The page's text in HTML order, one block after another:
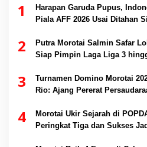
1
Harapan Garuda Pupus,
Piala AFF 2026 Usai Ditahan
2
Putra Morotai Salmin Safar
Siap Pimpin Laga Liga 3
3
Turnamen Domino Morotai
Rio: Ajang Pererat
4
Morotai Ukir Sejarah di
Peringkat Tiga dan Sukses